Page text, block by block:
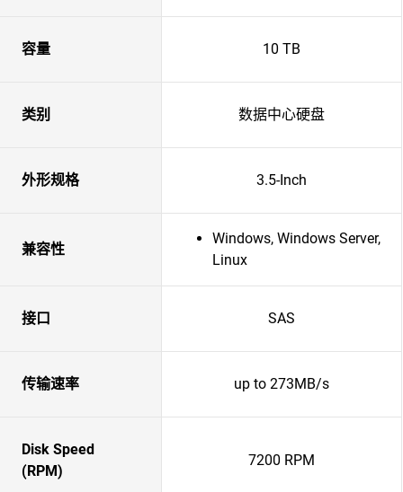
容量 10 TB
类别 数据中心硬盘
外形规格 3.5-Inch
兼容性
Windows, Windows Server,
Linux
接口 SAS
传输速率 up to 273MB/s
Disk Speed
(RPM)
7200 RPM